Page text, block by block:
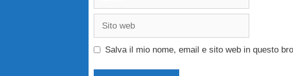
Salva il mio nome, email e sito web in questo